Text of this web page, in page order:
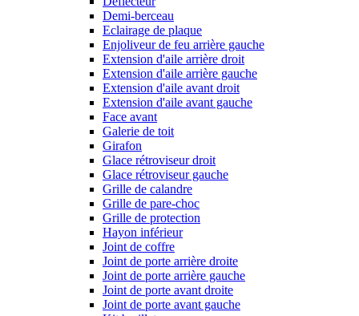
Demi-berceau
Eclairage de plaque
Enjoliveur de feu arrière gauche
Extension d'aile arrière droit
Extension d'aile arrière gauche
Extension d'aile avant droit
Extension d'aile avant gauche
Face avant
Galerie de toit
Girafon
Glace rétroviseur droit
Glace rétroviseur gauche
Grille de calandre
Grille de pare-choc
Grille de protection
Hayon inférieur
Joint de coffre
Joint de porte arrière droite
Joint de porte arrière gauche
Joint de porte avant droite
Joint de porte avant gauche